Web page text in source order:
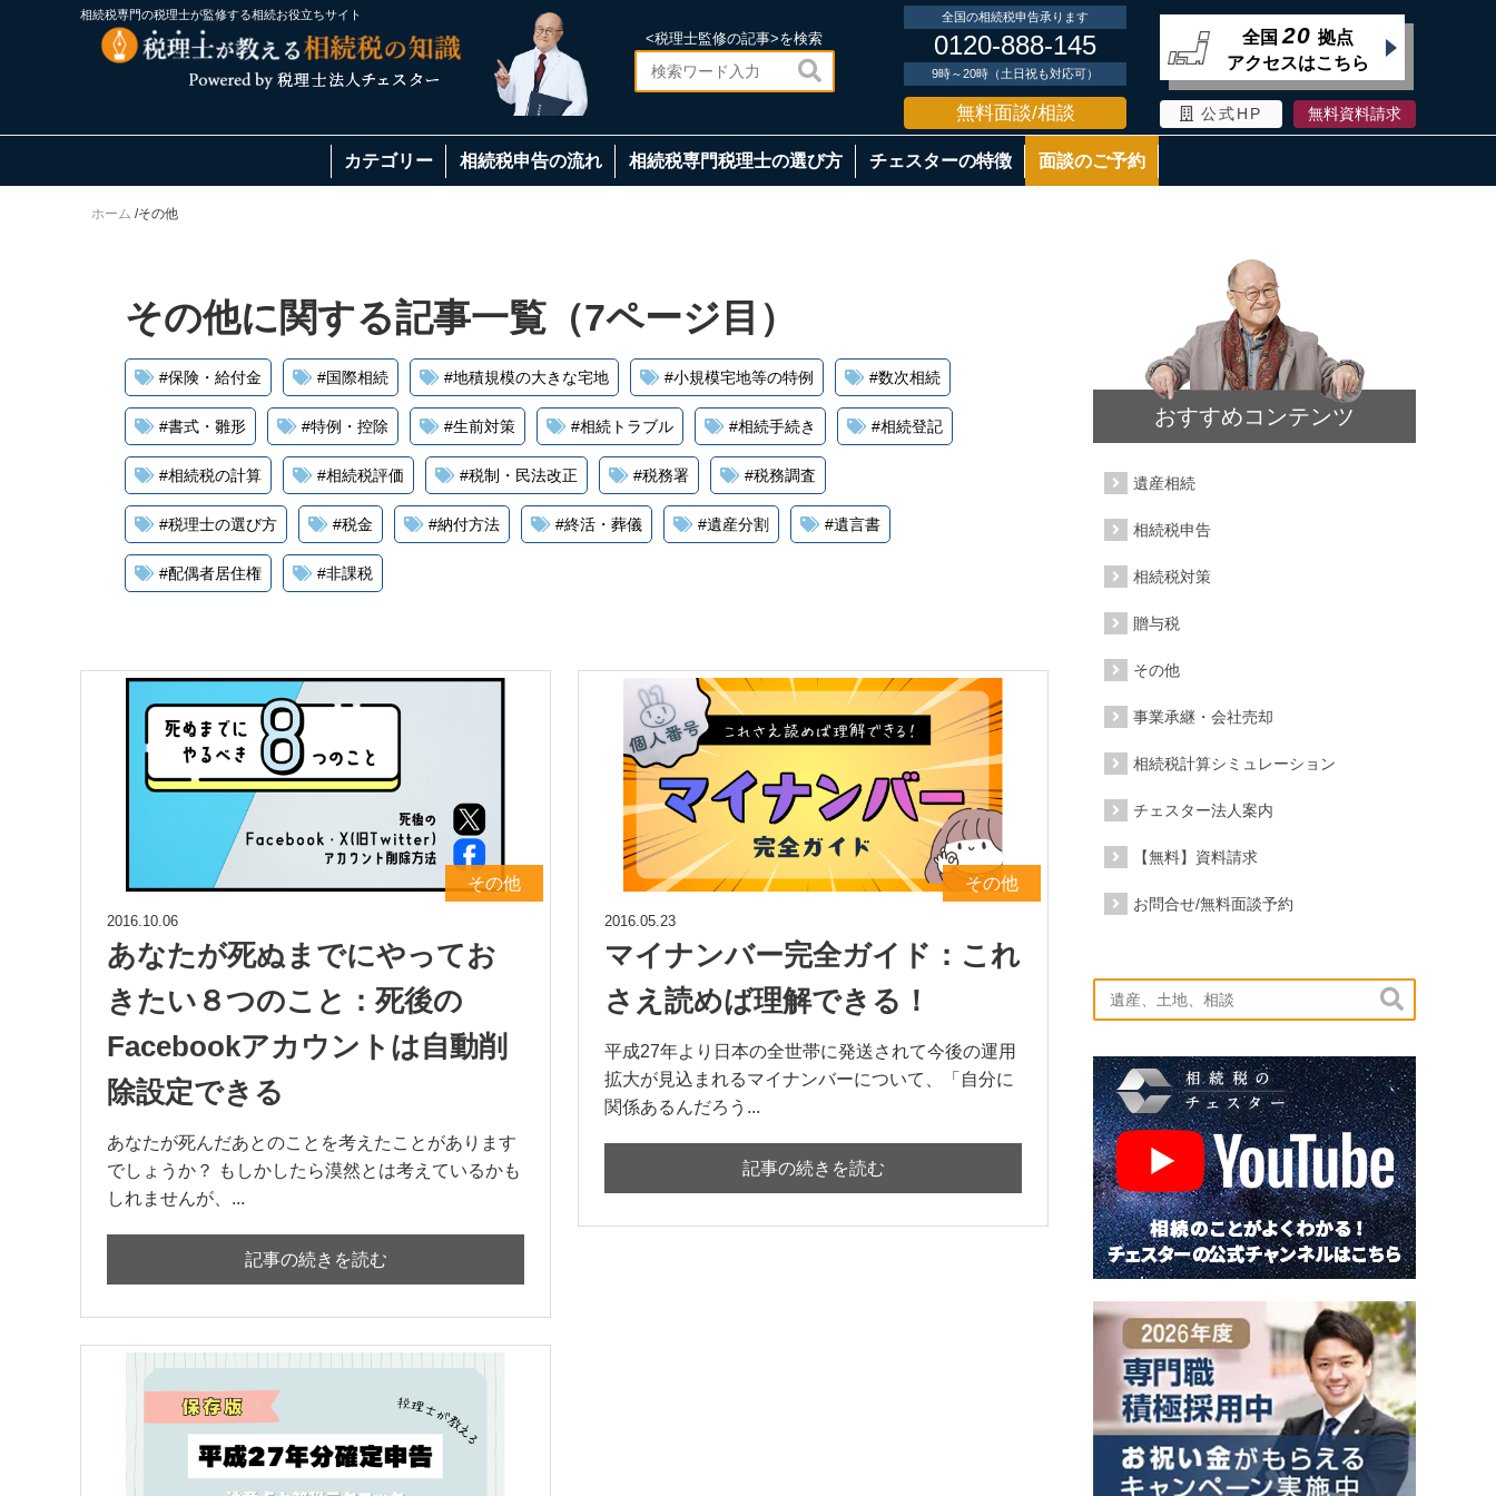
相続税専門の税理士が監修する相続お役立ちサイト
<税理士監修の記事>を検索

全国の相続税申告承ります
0120-888-145
9時～20時（土日祝も対応可）
無料面談/相談
全国 20 拠点
アクセスはこちら
公式HP 無料資料請求
カテゴリー 相続税申告の流れ 相続税専門税理士の選び方 チェスターの特徴 面談のご予約
ホーム /その他
その他に関する記事一覧（7ページ目）
#保険・給付金 #国際相続 #地積規模の大きな宅地 #小規模宅地等の特例 #数次相続
#書式・雛形 #特例・控除 #生前対策 #相続トラブル #相続手続き #相続登記
#相続税の計算 #相続税評価 #税制・民法改正 #税務署 #税務調査
#税理士の選び方 #税金 #納付方法 #終活・葬儀 #遺産分割 #遺言書
#配偶者居住権 #非課税
その他
2016.10.06
あなたが死ぬまでにやってお
きたい８つのこと：死後の
Facebookアカウントは自動削
除設定できる
あなたが死んだあとのことを考えたことがあります
でしょうか？ もしかしたら漠然とは考えているかも
しれませんが、...
記事の続きを読む
その他
2016.05.23
マイナンバー完全ガイド：これ
さえ読めば理解できる！
平成27年より日本の全世帯に発送されて今後の運用
拡大が見込まれるマイナンバーについて、「自分に
関係あるんだろう...
記事の続きを読む
おすすめコンテンツ
遺産相続
相続税申告
相続税対策
贈与税
その他
事業承継・会社売却
相続税計算シミュレーション
チェスター法人案内
【無料】資料請求
お問合せ/無料面談予約
